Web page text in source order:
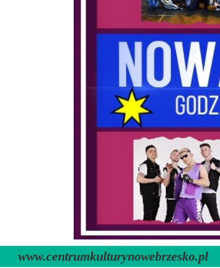
www.centrumkulturynowebrzesko.pl